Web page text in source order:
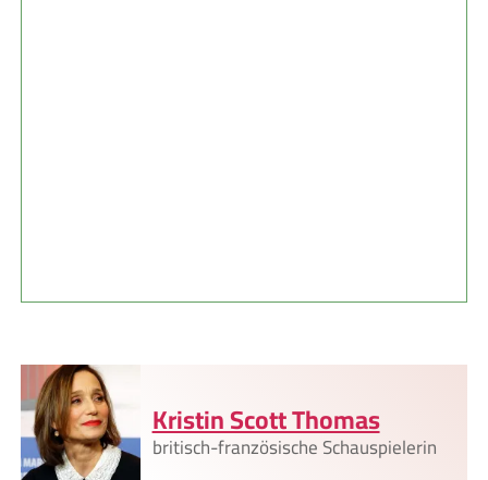
Kristin Scott Thomas
britisch-französische Schauspielerin